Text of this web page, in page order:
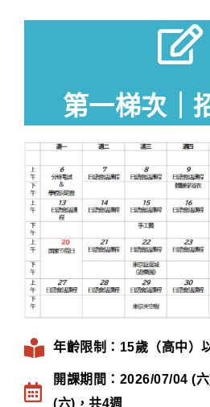
第一梯次｜
年齡限制：15歲（高中）
開課期間：2026/07/04 (
(六)，共4週